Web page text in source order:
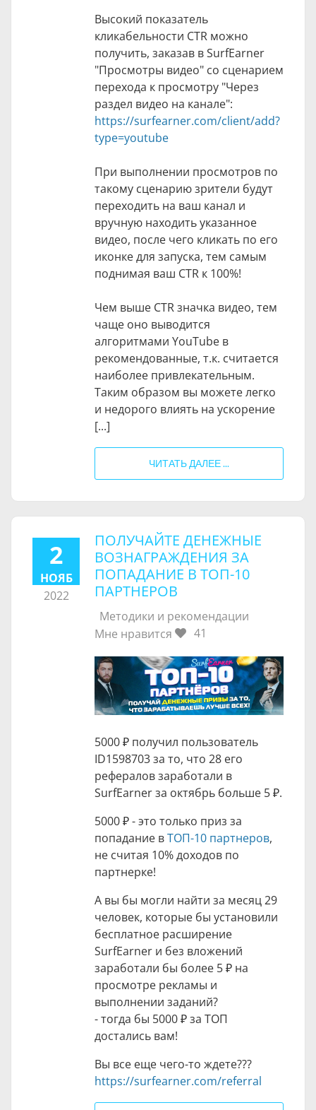
Высокий показатель
кликабельности CTR можно
получить, заказав в SurfEarner
"Просмотры видео" со сценарием
перехода к просмотру "Через
раздел видео на канале":
https://surfearner.com/client/add?
type=youtube
При выполнении просмотров по
такому сценарию зрители будут
переходить на ваш канал и
вручную находить указанное
видео, после чего кликать по его
иконке для запуска, тем самым
поднимая ваш CTR к 100%!
Чем выше CTR значка видео, тем
чаще оно выводится
алгоритмами YouTube в
рекомендованные, т.к. считается
наиболее привлекательным.
Таким образом вы можете легко
и недорого влиять на ускорение
[...]
ЧИТАТЬ ДАЛЕЕ ...
2
НОЯБ
2022
ПОЛУЧАЙТЕ ДЕНЕЖНЫЕ
ВОЗНАГРАЖДЕНИЯ ЗА
ПОПАДАНИЕ В ТОП-10
ПАРТНЕРОВ
Методики и рекомендации
Мне нравится
41
5000 ₽ получил пользователь
ID1598703 за то, что 28 его
рефералов заработали в
SurfEarner за октябрь больше 5 ₽.
5000 ₽- это только приз за
попадание вТОП-10 партнеров,
не считая 10% доходов по
партнерке!
А вы бы могли найти за месяц 29
человек, которые бы установили
бесплатное расширение
SurfEarner и без вложений
заработали бы более 5 ₽ на
просмотре рекламы и
выполнении заданий?
- тогда бы 5000 ₽за ТОП
достались вам!
Вы все еще чего-то ждете???
https://surfearner.com/referral